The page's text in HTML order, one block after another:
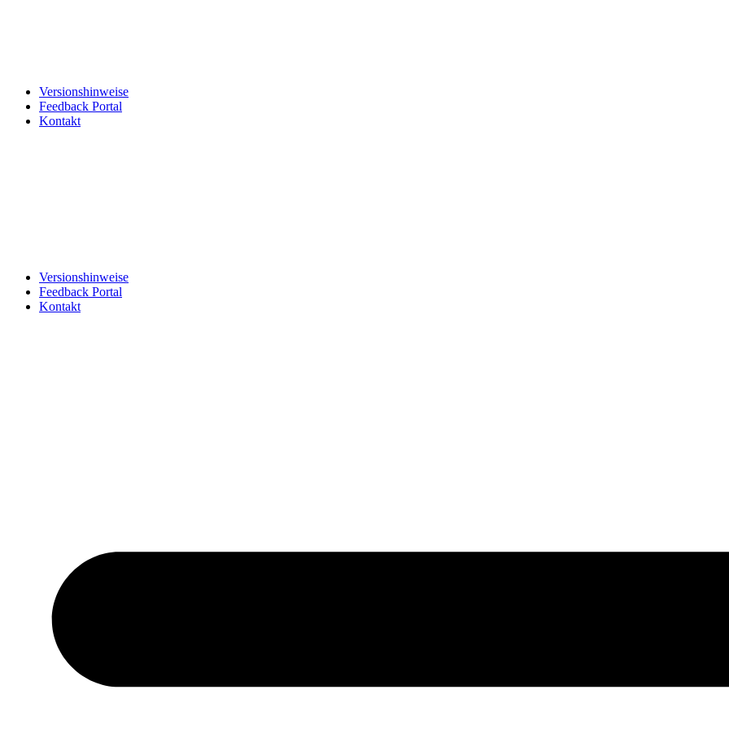
Versionshinweise
Feedback Portal
Kontakt
Versionshinweise
Feedback Portal
Kontakt